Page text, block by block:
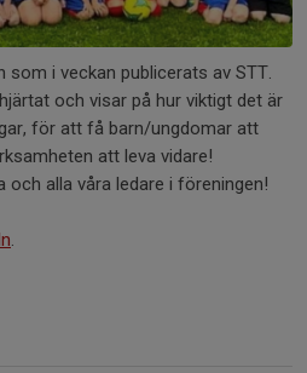
som i veckan publicerats av STT.
och visar på hur viktigt det är
för att få barn/ungdomar att
att leva vidare!
och alla våra ledare i föreningen!
.